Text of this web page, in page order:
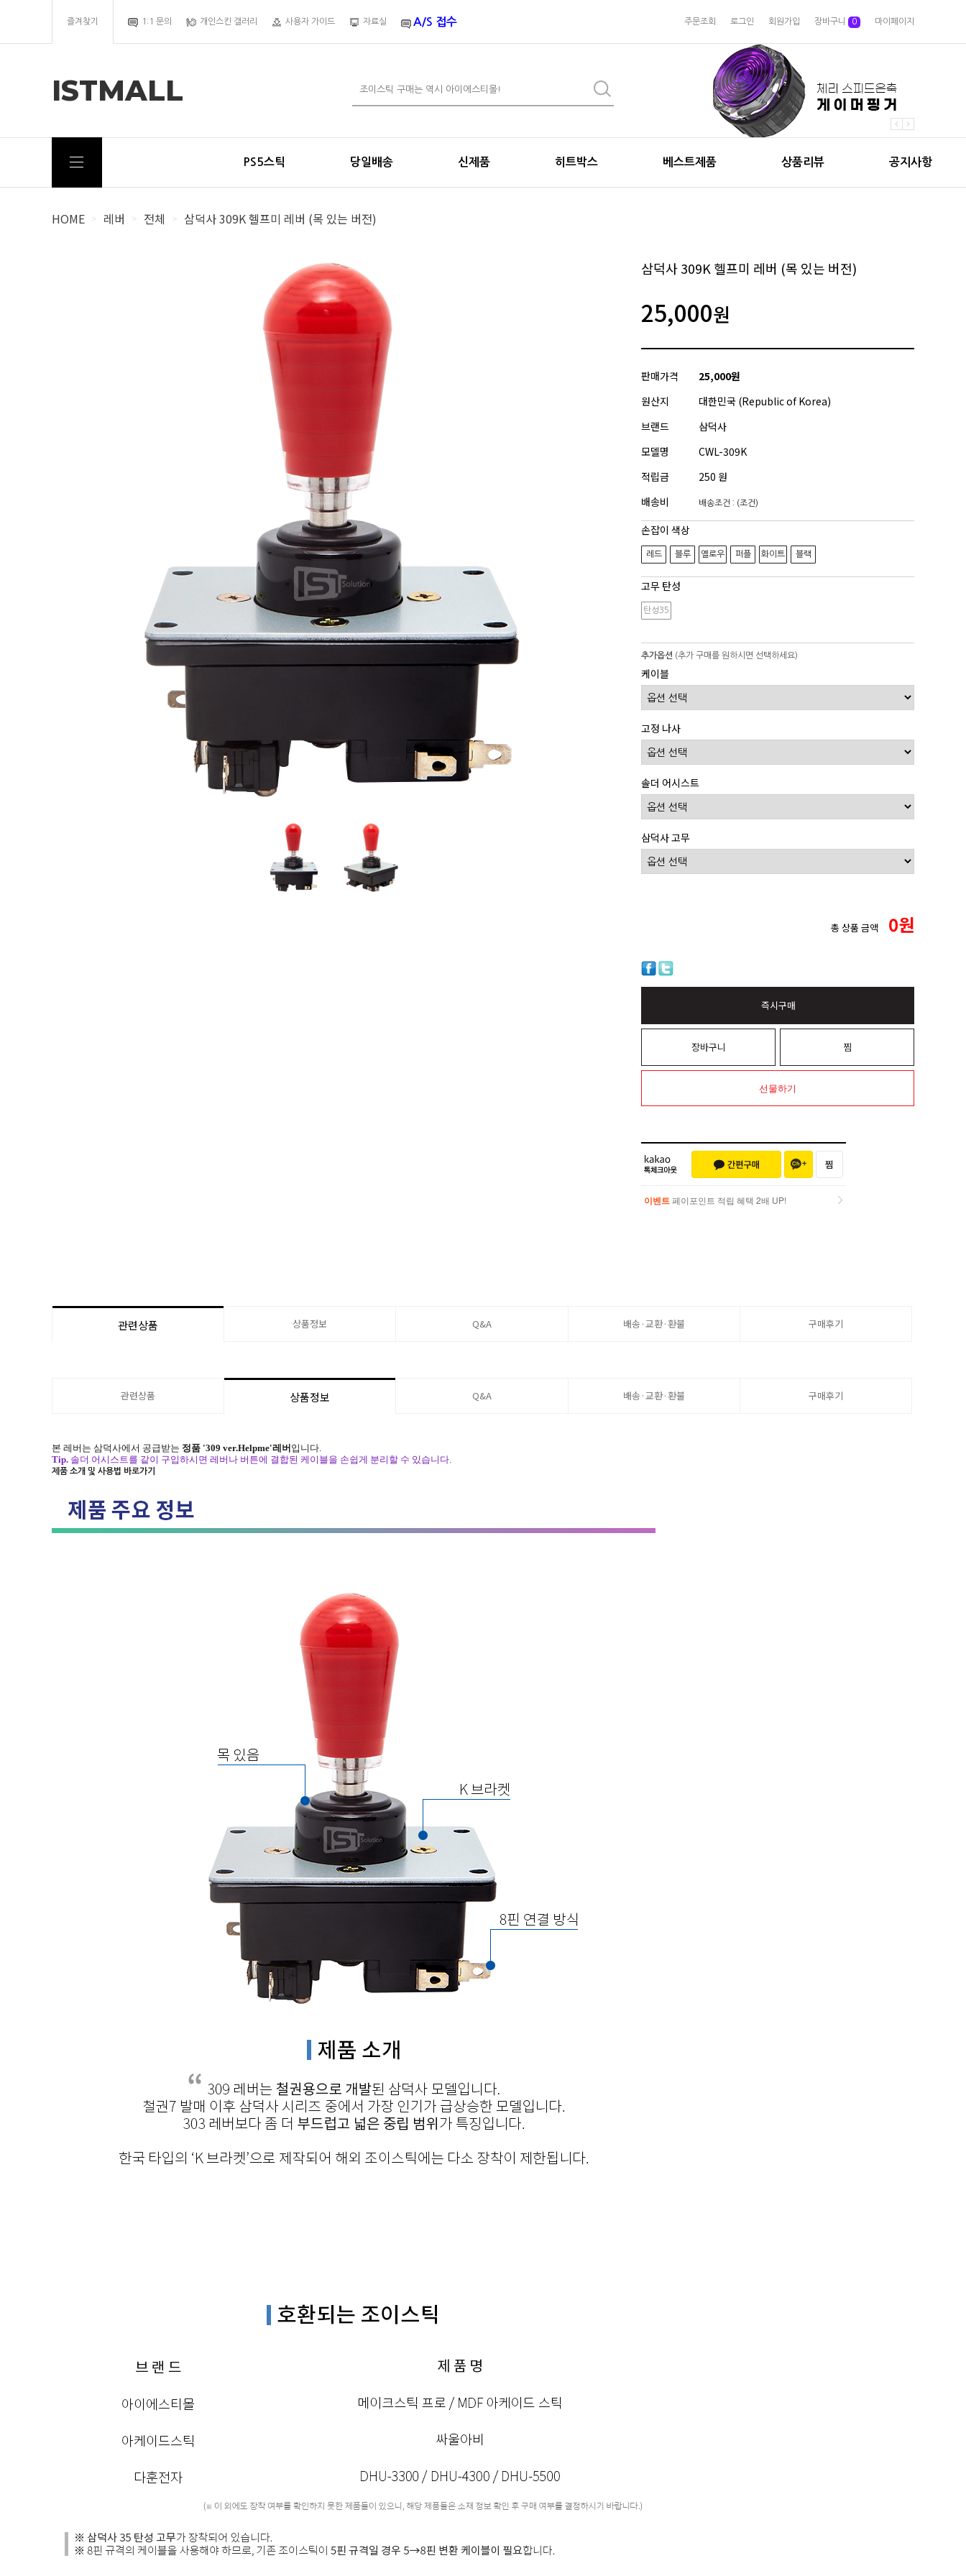
즐겨찾기 1:1 문의 개인스킨 갤러리 사용자 가이드 자료실 A/S 접수 주문조회 로그인 회원가입 장바구니 0 마이페이지
ISTMALL
PS5스틱 당일배송 신제품 히트박스 베스트제품 상품리뷰 공지사항
HOME > 레버 > 전체 > 삼덕사 309K 헬프미 레버 (목 있는 버전)
삼덕사 309K 헬프미 레버 (목 있는 버전)
25,000원
판매가격
25,000원
원산지
대한민국 (Republic of Korea)
브랜드
삼덕사
모델명
CWL-309K
적립금
250 원
배송비
배송조건 : (조건)
손잡이 색상
레드 블루 옐로우 퍼플 화이트 블랙
고무 탄성
탄성35
추가옵션 (추가 구매를 원하시면 선택하세요)
케이블
고정 나사
솔더 어시스트
삼덕사 고무
총 상품 금액 0원
즉시구매
장바구니 찜
선물하기
이벤트 페이포인트 적립 혜택 2배 UP!
관련상품 상품정보 Q&A 배송·교환·환불 구매후기
관련상품 상품정보 Q&A 배송·교환·환불 구매후기
본 레버는 삼덕사에서 공급받는 정품 '309 ver.Helpme'레버 입니다.
Tip. 솔더 어시스트를 같이 구입하시면 레버나 버튼에 결합된 케이블을 손쉽게 분리할 수 있습니다.
제품 소개 및 사용법 바로가기